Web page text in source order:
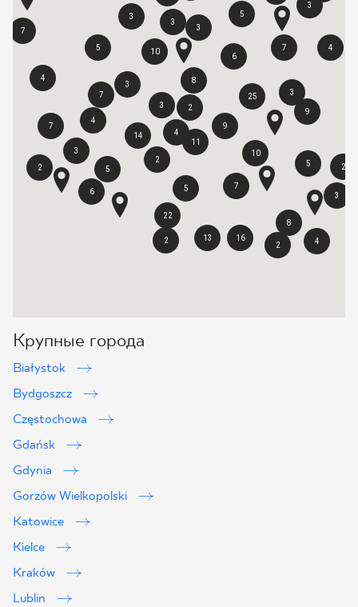
6
3
14
9
3
10
5 4
3
13
7
9
22
5
25
8
7
4
5
11
16
10
2
3
6
2
3
3
3
7
2
5
3
8
4
7
7
5
2
4
3
4
2
2
Крупные города
Białystok
Bydgoszcz
Częstochowa
Gdańsk
Gdynia
Gorzów Wielkopolski
Katowice
Kielce
Kraków
Lublin